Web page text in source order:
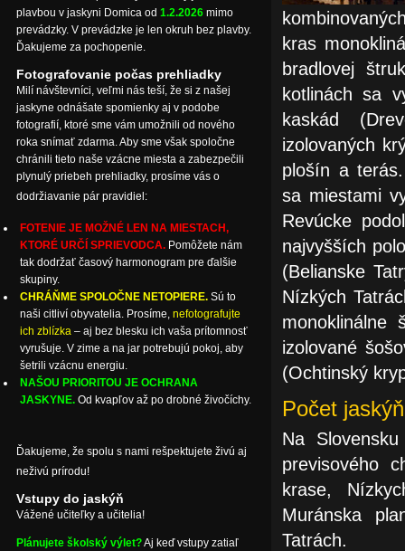
kras
bradlovej
kotlinách sa
kaskád
izolovaných
plošín a
sa miestami
Revúcke
najvyšších
(Belianske
Nízkých
monoklinálne
izolované
(Ochtinský
Počet
Na
previsového
krase,
Muránska
Tatrách.
plavbou v jaskyni Domica od 1.2.2026 mimo
prevádzky. V prevádzke je len okruh bez plavby.
Ďakujeme za pochopenie.
Fotografovanie počas prehliadky
Milí návštevníci, veľmi nás teší, že si z našej
jaskyne odnášate spomienky aj v podobe
fotografií, ktoré sme vám umožnili od nového
roka snímať zdarma. Aby sme však spoločne
chránili tieto naše vzácne miesta a zabezpečili
plynulý priebeh prehliadky, prosíme vás o
dodržiavanie pár pravidiel:
FOTENIE JE MOŽNÉ LEN NA MIESTACH,
KTORÉ URČÍ SPRIEVODCA. Pomôžete nám
tak dodržať časový harmonogram pre ďalšie
skupiny.
CHRÁŇME SPOLOČNE NETOPIERE. Sú to
naši citliví obyvatelia. Prosíme, nefotografujte
ich zblízka – aj bez blesku ich vaša prítomnosť
vyrušuje. V zime a na jar potrebujú pokoj, aby
šetrili vzácnu energiu.
NAŠOU PRIORITOU JE OCHRANA
JASKYNE. Od kvapľov až po drobné živočíchy.
Ďakujeme, že spolu s nami rešpektujete živú aj
neživú prírodu!
Vstupy do jaskýň
Vážené učiteľky a učitelia!
Plánujete školský výlet?Aj keď vstupy zatiaľ